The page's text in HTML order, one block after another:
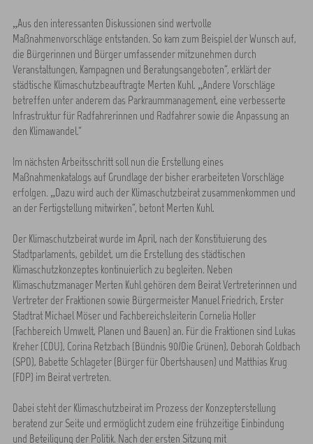
„Aus den interessanten Diskussionen sind wertvolle
Maßnahmenvorschläge entstanden. So kam zum Beispiel der Wunsch auf,
die Bürgerinnen und Bürger umfassender mitzunehmen durch
Veranstaltungen, Kampagnen und Beratungsangeboten“, erklärt der
städtische Klimaschutzbeauftragte Merten Kuhl. „Andere Vorschläge
betreffen unter anderem das Parkraummanagement, eine verbesserte
Infrastruktur für Radfahrerinnen und Radfahrer sowie die Anpassung an
den Klimawandel.“
Im nächsten Arbeitsschritt soll nun die Erstellung eines
Maßnahmenkatalogs auf Grundlage der bisher erarbeiteten Vorschläge
erfolgen. „Dazu wird auch der Klimaschutzbeirat zusammenkommen und
an der Fertigstellung mitwirken“, betont Merten Kuhl.
Der Klimaschutzbeirat wurde im April, nach der Konstituierung des
Stadtparlaments, gebildet, um die Erstellung des städtischen
Klimaschutzkonzeptes kontinuierlich zu begleiten. Neben
Klimaschutzmanager Merten Kuhl gehören dem Beirat Vertreterinnen und
Vertreter der Fraktionen sowie Bürgermeister Manuel Friedrich, Erster
Stadtrat Michael Möser und Fachbereichsleiterin Cornelia Holler
(Fachbereich Umwelt, Planen und Bauen) an. Für die Fraktionen sind Lukas
Kreher (CDU), Corina Retzbach (Bündnis 90/Die Grünen), Deborah Goldbach
(SPD), Babette Schlageter (Bürger für Obertshausen) und Matthias Krug
(FDP) im Beirat vertreten.
Dabei steht der Klimaschutzbeirat im Prozess der Konzepterstellung
beratend zur Seite und ermöglicht zudem eine frühzeitige Einbindung
und Beteiligung der Politik. Nach der ersten Sitzung mit